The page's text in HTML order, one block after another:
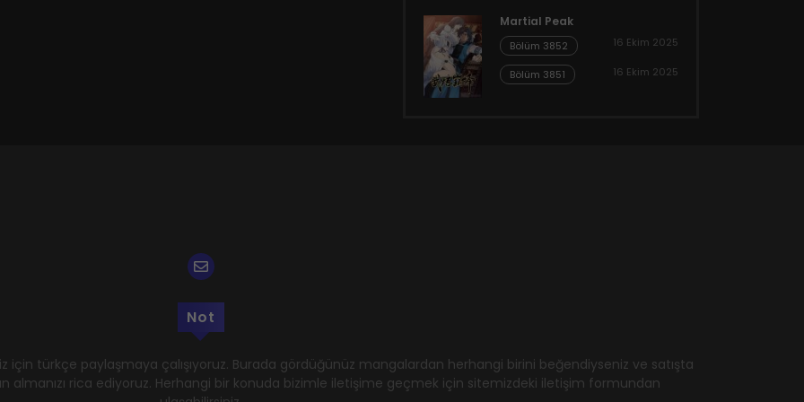
Martial Peak
Bölüm 3852 16 Ekim 2025
Bölüm 3851 16 Ekim 2025
Not
için türkçe paylaşmaya çalışıyoruz. Burada gördüğünüz mangalardan herhangi birini beğendiyseniz ve satışta
almanızı rica ediyoruz. Herhangi bir konuda bizimle iletişime geçmek için sitemizdeki iletişim formundan